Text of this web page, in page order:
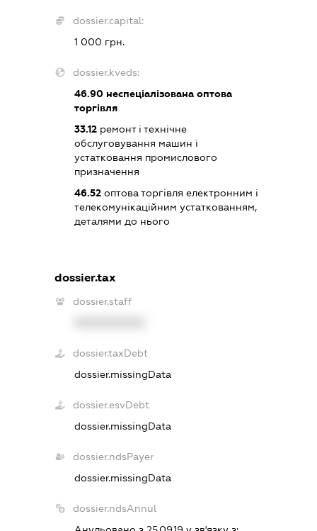
dossier.capital:
1 000 грн.
dossier.kveds:
46.90 неспеціалізована оптова
торгівля
33.12 ремонт і технічне
обслуговування машин і
устатковання промислового
призначення
46.52 оптова торгівля електронним і
телекомунікаційним устаткованням,
деталями до нього
dossier.tax
dossier.staff
dossier.taxDebt
dossier.missingData
dossier.esvDebt
dossier.missingData
dossier.ndsPayer
dossier.missingData
dossier.ndsAnnul